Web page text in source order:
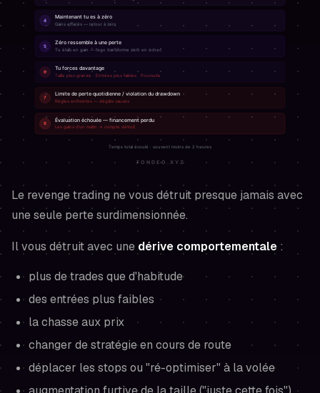
Le revenge trading ne vous détruit presque jamais avec
une seule perte surdimensionnée.
Il vous détruit avec une dérive comportementale :
plus de trades que d'habitude
des entrées plus faibles
la chasse aux prix
changer de stratégie en cours de route
déplacer les stops ou "ré-optimiser" à la volée